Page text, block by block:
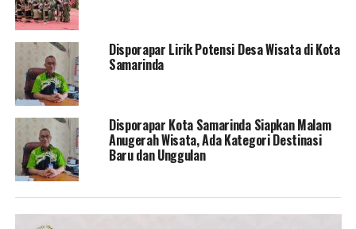
Disporapar Lirik Potensi Desa Wisata di Kota
Samarinda
Disporapar Kota Samarinda Siapkan Malam
Anugerah Wisata, Ada Kategori Destinasi
Baru dan Unggulan